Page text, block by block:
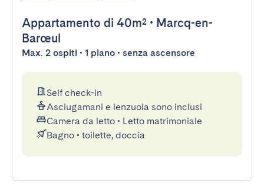
Appartamento di 40m² • Marcq-en-
Barœul
Max. 2 ospiti • 1 piano • senza ascensore
Self check-in
Asciugamani e lenzuola sono inclusi
Camera da letto • Letto matrimoniale
Bagno • toilette, doccia